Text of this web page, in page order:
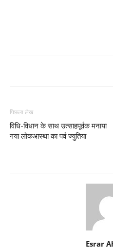
पिछला लेख
विधि-विधान के साथ उत्साहपूर्वक मनाया
गया लोकआस्था का पर्व ज्युतिया
Esrar